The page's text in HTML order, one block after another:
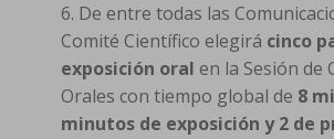
6. De entre todas las
Comité Científico elegirá cinco
exposición oral en la Sesión de
Orales con tiempo global de 8
minutos de exposición y 2 de